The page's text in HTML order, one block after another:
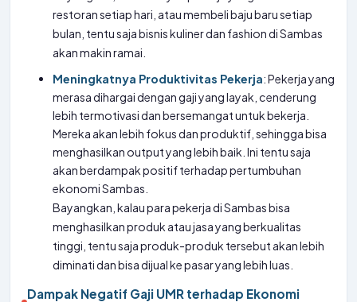
restoran setiap hari, atau membeli baju baru setiap
bulan, tentu saja bisnis kuliner dan fashion di Sambas
akan makin ramai.
Meningkatnya Produktivitas Pekerja: Pekerja yang
merasa dihargai dengan gaji yang layak, cenderung
lebih termotivasi dan bersemangat untuk bekerja.
Mereka akan lebih fokus dan produktif, sehingga bisa
menghasilkan output yang lebih baik. Ini tentu saja
akan berdampak positif terhadap pertumbuhan
ekonomi Sambas.
Bayangkan, kalau para pekerja di Sambas bisa
menghasilkan produk atau jasa yang berkualitas
tinggi, tentu saja produk-produk tersebut akan lebih
diminati dan bisa dijual ke pasar yang lebih luas.
Dampak Negatif Gaji UMR terhadap Ekonomi